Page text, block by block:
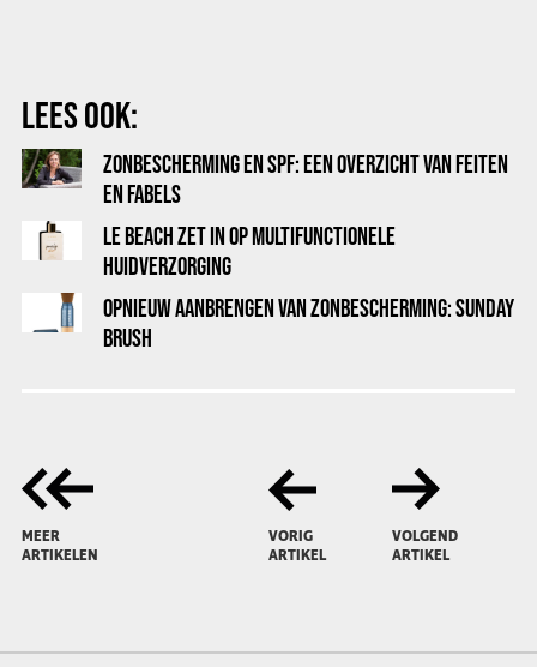
LEES OOK:
ZONBESCHERMING EN SPF: EEN OVERZICHT VAN FEITEN
EN FABELS
LE BEACH ZET IN OP MULTIFUNCTIONELE
HUIDVERZORGING
OPNIEUW AANBRENGEN VAN ZONBESCHERMING: SUNDAY
BRUSH
MEER
ARTIKELEN
VORIG
ARTIKEL
VOLGEND
ARTIKEL